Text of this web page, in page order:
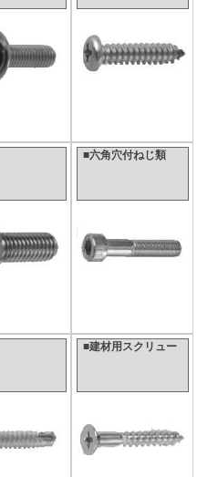
■六角穴付ねじ類
■建材用スクリュー